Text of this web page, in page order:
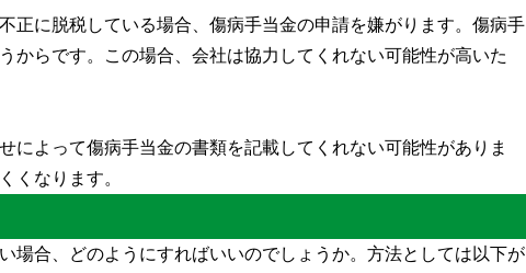
正に脱税している場合、傷病手当金の申請を嫌がります。傷病手
からです。この場合、会社は協力してくれない可能性が高いた
によって傷病手当金の書類を記載してくれない可能性がありま
くなります。
場合、どのようにすればいいのでしょうか。方法としては以下が